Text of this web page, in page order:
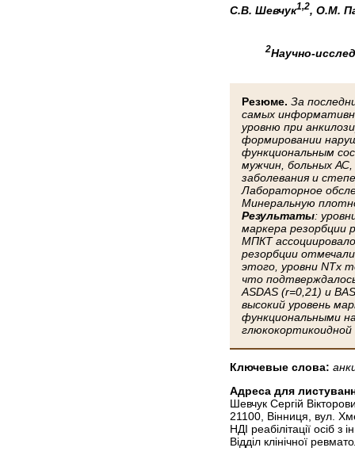
С.В. Шевчук1,2, О.М.
2Научно-
Резюме. За
самых
уровню при
формировании
функциональным
мужчин, больных АС,
заболевания и
Лабораторное
Минеральную
Результаты:
маркера резорбции
МПКТ
резорбции
этого, уровни NTx
что
ASDAS (r=0,21) и
высокий уровень
функциональными
Ключевые слова:
Адреса для
Шевчук Сергій
21100, Вінниця, вул.
НДІ реабілітації осіб
Відділ клінічної